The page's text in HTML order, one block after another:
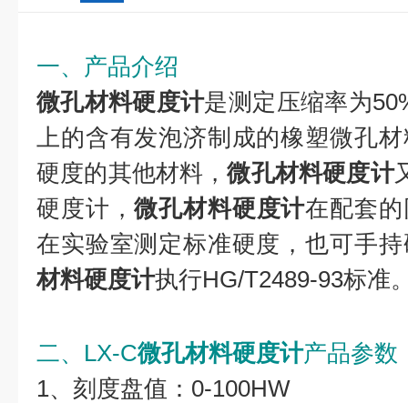
一、产品介绍
微孔材料硬度计是测定压缩率为
上的含有发泡济制成的橡塑微孔
硬度的其他材料，微孔材料硬度计
硬度计，微孔材料硬度计在配套
在实验室测定标准硬度，也可手
材料硬度计执行HG/T2489-93标准
二、LX-C微孔材料硬度计产品参数
1、刻度盘值：0-100HW